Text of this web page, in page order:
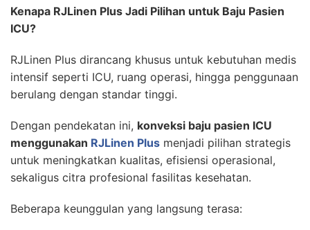
Kenapa RJLinen Plus Jadi Pilihan untuk Baju Pasien
ICU?
RJLinen Plus dirancang khusus untuk kebutuhan medis
intensif seperti ICU, ruang operasi, hingga penggunaan
berulang dengan standar tinggi.
Dengan pendekatan ini, konveksi baju pasien ICU
menggunakan RJLinen Plus menjadi pilihan strategis
untuk meningkatkan kualitas, efisiensi operasional,
sekaligus citra profesional fasilitas kesehatan.
Beberapa keunggulan yang langsung terasa: